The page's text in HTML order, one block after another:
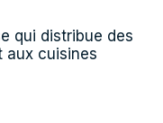
qui distribue des
aux cuisines